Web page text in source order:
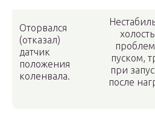
Оторвался
(отказал)
датчик
положения
коленвала.
пуском,
при
после